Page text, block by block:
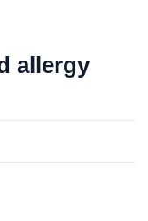
allergy